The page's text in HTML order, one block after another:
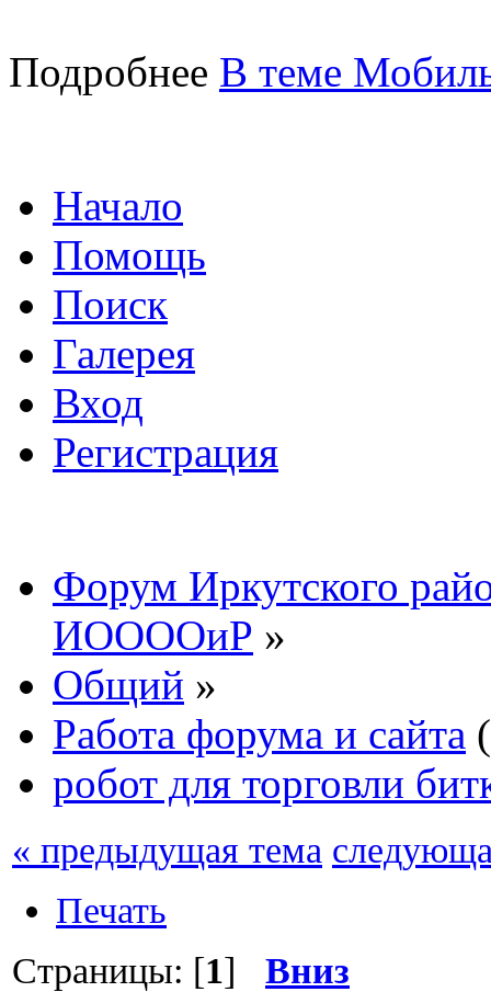
Подробнее В теме
Начало
Помощь
Поиск
Галерея
Вход
Регистрация
Форум Иркутского
ИООООиР »
Общий »
Работа форума и сайта
робот для торговли
« предыдущая тема
Печать
Страницы: [1] Вниз